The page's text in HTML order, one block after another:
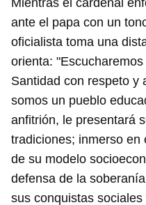
Guardar como favorito
Para poder guardar
iniciar sesión con tu
INICIAR
Mientras el cardenal
ante el papa con un
oficialista toma una
orienta:
Santidad con respeto y
somos un pueblo
anfitrión, le presentará
tradiciones; inmerso en
de su modelo
defensa de la
sus conquistas